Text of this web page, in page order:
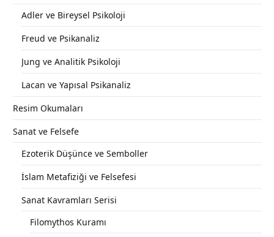
Adler ve Bireysel Psikoloji
Freud ve Psikanaliz
Jung ve Analitik Psikoloji
Lacan ve Yapısal Psikanaliz
Resim Okumaları
Sanat ve Felsefe
Ezoterik Düşünce ve Semboller
İslam Metafiziği ve Felsefesi
Sanat Kavramları Serisi
Filomythos Kuramı